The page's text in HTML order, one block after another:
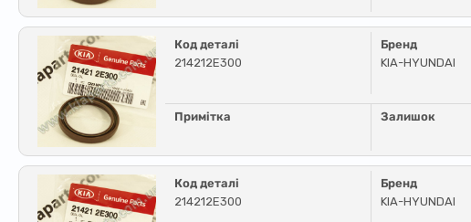
Код деталі
214212E300
Бренд
KIA-HYUNDAI
Примітка Залишок
Код деталі
214212E300
Бренд
KIA-HYUNDAI